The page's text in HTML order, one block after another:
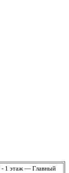
1 этаж— Главный